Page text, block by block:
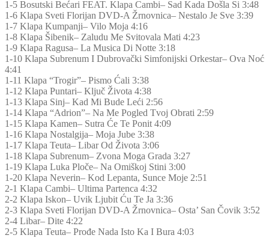
1-5 Bosutski Bećari FEAT. Klapa Cambi– Sad Kada Došla Si 3:48
1-6 Klapa Sveti Florijan DVD-A Žrnovnica– Nestalo Je Sve 3:39
1-7 Klapa Kumpanji– Vilo Moja 4:16
1-8 Klapa Šibenik– Zaludu Me Svitovala Mati 4:23
1-9 Klapa Ragusa– La Musica Di Notte 3:18
1-10 Klapa Subrenum I Dubrovački Simfonijski Orkestar– Ova Noć
4:41
1-11 Klapa “Trogir”– Pismo Ćali 3:38
1-12 Klapa Puntari– Ključ Života 4:38
1-13 Klapa Sinj– Kad Mi Bude Leći 2:56
1-14 Klapa “Adrion”– Na Me Pogled Tvoj Obrati 2:59
1-15 Klapa Kamen– Sutra Će Te Ponit 4:09
1-16 Klapa Nostalgija– Moja Jube 3:38
1-17 Klapa Teuta– Libar Od Života 3:06
1-18 Klapa Subrenum– Zvona Moga Grada 3:27
1-19 Klapa Luka Ploče– Na Omiškoj Stini 3:00
1-20 Klapa Neverin– Kod Lepanta, Sunce Moje 2:51
2-1 Klapa Cambi– Ultima Partenca 4:32
2-2 Klapa Iskon– Uvik Ljubit Ću Te Ja 3:36
2-3 Klapa Sveti Florijan DVD-A Žrnovnica– Osta’ San Čovik 3:52
2-4 Libar– Dite 4:22
2-5 Klapa Teuta– Prođe Nada Isto Ka I Bura 4:03